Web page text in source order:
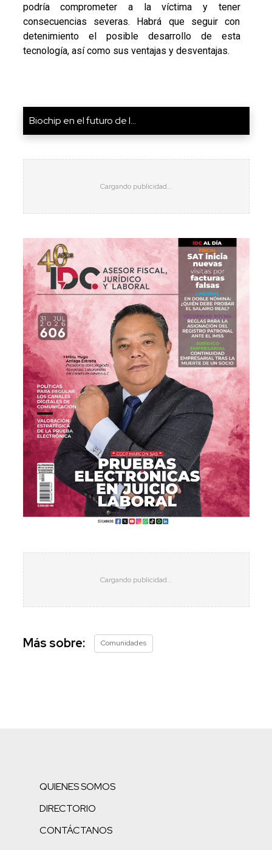
podría comprometer a la víctima y tener
consecuencias severas. Habrá que seguir con
detenimiento el posible desarrollo de esta
tecnología, así como sus ventajas y desventajas.
Biochip en el futuro de l...
Más sobre: Comunidades
QUIENES SOMOS
DIRECTORIO
CONTÁCTANOS